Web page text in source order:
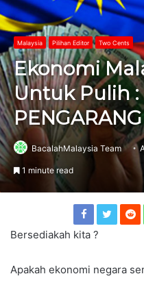
Malaysia Pilihan Editor Two Cents
Ekonomi
Untuk Pulih :
PENGARANG
BacalahMalaysia Team
1 minute read
Bersediakah kita ?
Apakah ekonomi negara